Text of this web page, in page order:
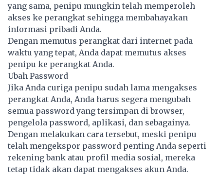
yang sama, penipu mungkin telah memperoleh
akses ke perangkat sehingga membahayakan
informasi pribadi Anda.
Dengan memutus perangkat dari internet pada
waktu yang tepat, Anda dapat memutus akses
penipu ke perangkat Anda.
Ubah Password
Jika Anda curiga penipu sudah lama mengakses
perangkat Anda, Anda harus segera mengubah
semua password yang tersimpan di browser,
pengelola password, aplikasi, dan sebagainya.
Dengan melakukan cara tersebut, meski penipu
telah mengekspor password penting Anda seperti
rekening bank atau profil media sosial, mereka
tetap tidak akan dapat mengakses akun Anda.